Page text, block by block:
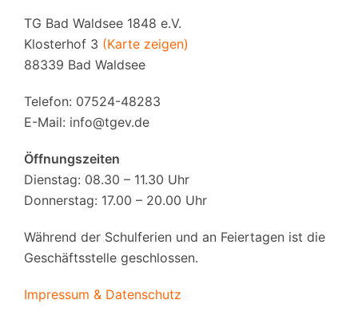
TG Bad Waldsee 1848 e.V.
Klosterhof 3 (Karte zeigen)
88339 Bad Waldsee
Telefon: 07524-48283
E-Mail: info@tgev.de
Öffnungszeiten
Dienstag: 08.30 – 11.30 Uhr
Donnerstag: 17.00 – 20.00 Uhr
Während der Schulferien und an Feiertagen ist die
Geschäftsstelle geschlossen.
Impressum & Datenschutz